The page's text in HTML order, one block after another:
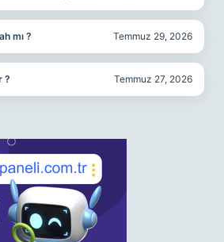
mı ? Temmuz 29, 2026
? Temmuz 27, 2026